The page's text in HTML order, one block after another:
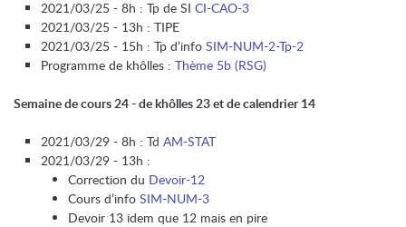
2021/03/25 - 8h : Tp de SI CI-CAO-3
2021/03/25 - 13h : TIPE
2021/03/25 - 15h : Tp d’info SIM-NUM-2-Tp-2
Programme de khôlles : Thème 5b (RSG)
Semaine de cours 24 - de khôlles 23 et de calendrier 14
2021/03/29 - 8h : Td AM-STAT
2021/03/29 - 13h :
Correction du Devoir-12
Cours d’info SIM-NUM-3
Devoir 13 idem que 12 mais en pire